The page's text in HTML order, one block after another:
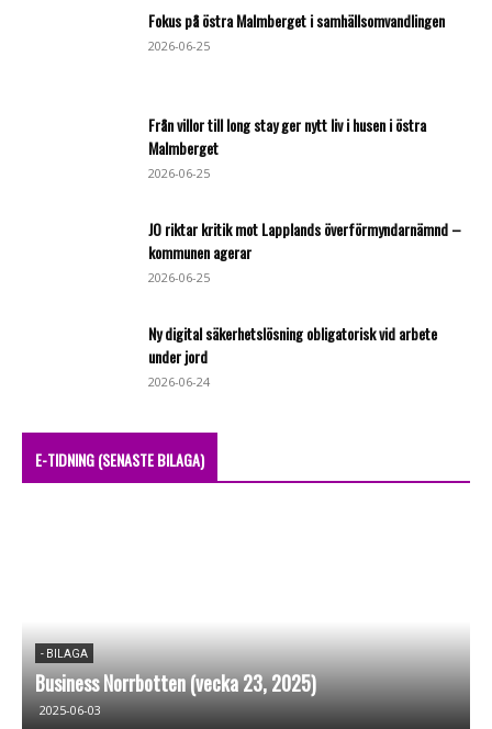
Fokus på östra Malmberget i samhällsomvandlingen
2026-06-25
Från villor till long stay ger nytt liv i husen i östra
Malmberget
2026-06-25
JO riktar kritik mot Lapplands överförmyndarnämnd –
kommunen agerar
2026-06-25
Ny digital säkerhetslösning obligatorisk vid arbete
under jord
2026-06-24
E-TIDNING (SENASTE BILAGA)
- BILAGA
Business Norrbotten (vecka 23, 2025)
2025-06-03